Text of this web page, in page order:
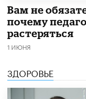
​Вам не
почему
растеряться
1 ИЮНЯ
ЗДОРОВЬЕ